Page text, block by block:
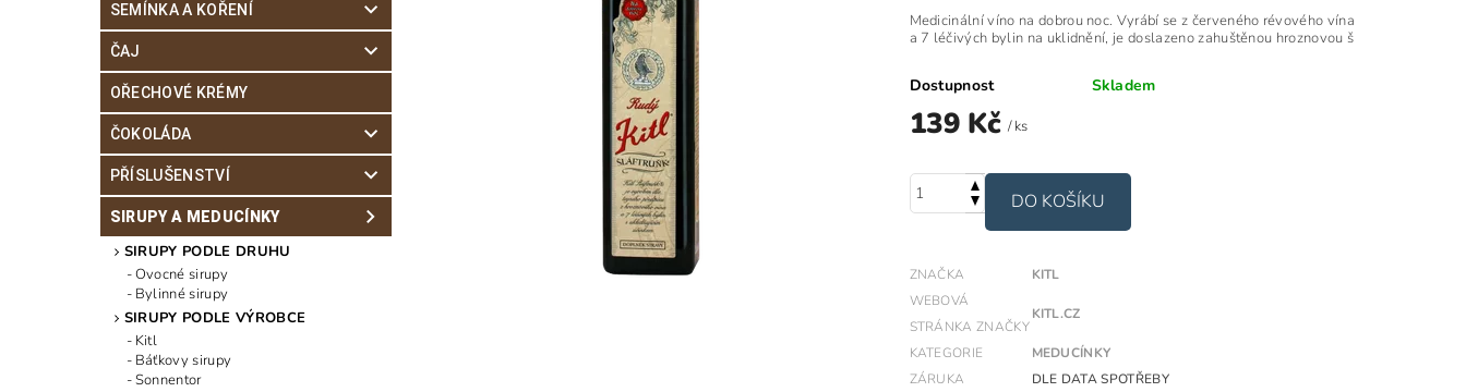
SEMÍNKA A KOŘENÍ
ČAJ
OŘECHOVÉ KRÉMY
ČOKOLÁDA
PŘÍSLUŠENSTVÍ
SIRUPY A MEDUCÍNKY
SIRUPY PODLE DRUHU
Ovocné sirupy
Bylinné sirupy
SIRUPY PODLE VÝROBCE
Kitl
Báťkovy sirupy
Sonnentor
Medicinální víno na dobrou noc. Vyrábí se z červeného révového vína
a 7 léčivých bylin na uklidnění, je doslazeno zahuštěnou hroznovou š
Dostupnost Skladem
139 Kč/ ks
ZNAČKA
KITL
WEBOVÁ
STRÁNKA ZNAČKY
KITL.CZ
KATEGORIE
MEDUCÍNKY
ZÁRUKA
DLE DATA SPOTŘEBY